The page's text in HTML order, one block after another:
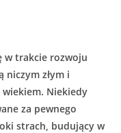
w trakcie rozwoju
niczym złym i
wiekiem. Niekiedy
za pewnego
strach, budujący w